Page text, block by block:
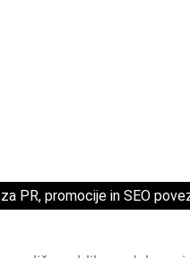
PR, promocije in SEO